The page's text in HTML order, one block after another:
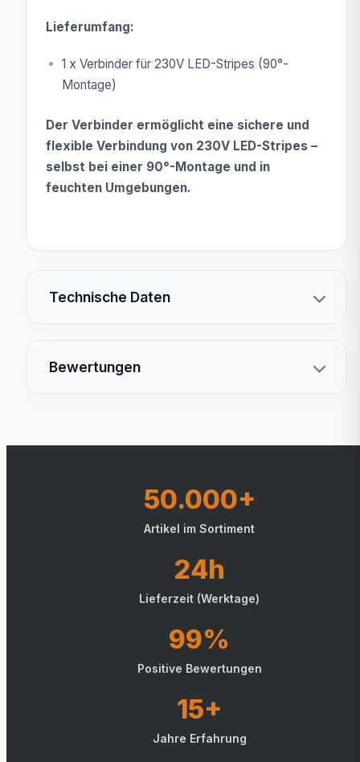
Lieferumfang:
1 x Verbinder für 230V LED-Stripes (90°-
Montage)
Der Verbinder ermöglicht eine sichere und
flexible Verbindung von 230V LED-Stripes –
selbst bei einer 90°-Montage und in
feuchten Umgebungen.
Technische Daten
Bewertungen
50.000+
Artikel im Sortiment
24h
Lieferzeit (Werktage)
99%
Positive Bewertungen
15+
Jahre Erfahrung